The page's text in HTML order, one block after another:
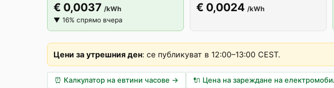
€ 0,0037 /kWh
▼ 16% спрямо вчера
€ 0,0024 /kWh
Цени за утрешния ден: се публикуват в 12:00–13:00 CEST.
⏰ Калкулатор на евтини часове → 🔌 Цена на зареждане на